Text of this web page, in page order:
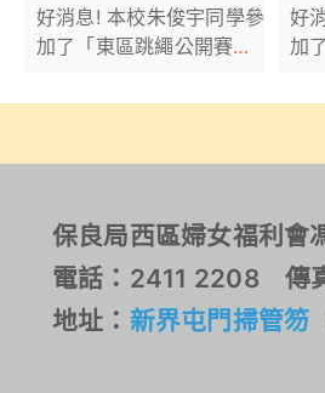
好消息! 本校朱俊宇同學參
加了「東區跳繩公開賽
項目中榮獲冠軍。我校同
實在可喜可賀！
好
加
的
多
喜
保良局西區婦女福利會
電話：2411 2208 傳
地址： 新界屯門掃管笏